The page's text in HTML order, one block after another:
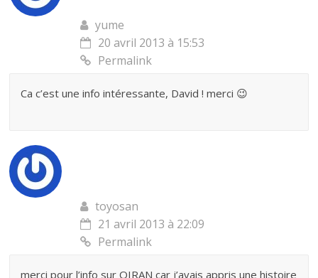
yume
20 avril 2013 à 15:53
Permalink
Ca c’est une info intéressante, David ! merci 😉
toyosan
21 avril 2013 à 22:09
Permalink
merci pour l’info sur OIRAN car j’avais appris une histoire